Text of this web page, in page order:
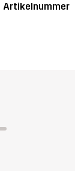
Artikelnummer